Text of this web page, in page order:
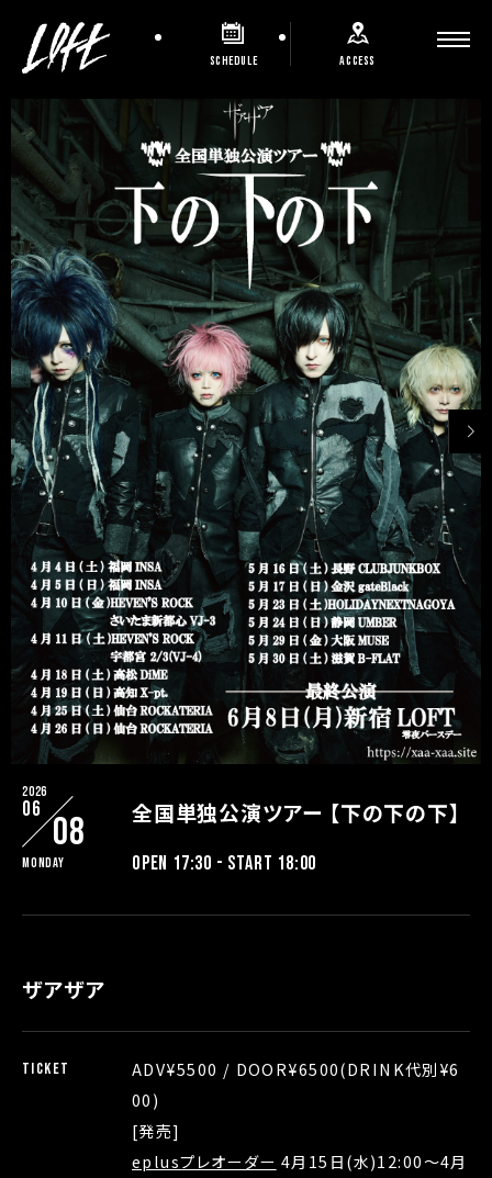
SCHEDULE ACCESS
2026
06
08
Monday
全国単独公演ツアー 【下の下の下】
OPEN 17:30 - START 18:00
ザアザア
TICKET
ADV¥5500 / DOOR¥6500(DRINK代別¥6
00)
[発売]
eplusプレオーダー 4月15日(水)12:00〜4月